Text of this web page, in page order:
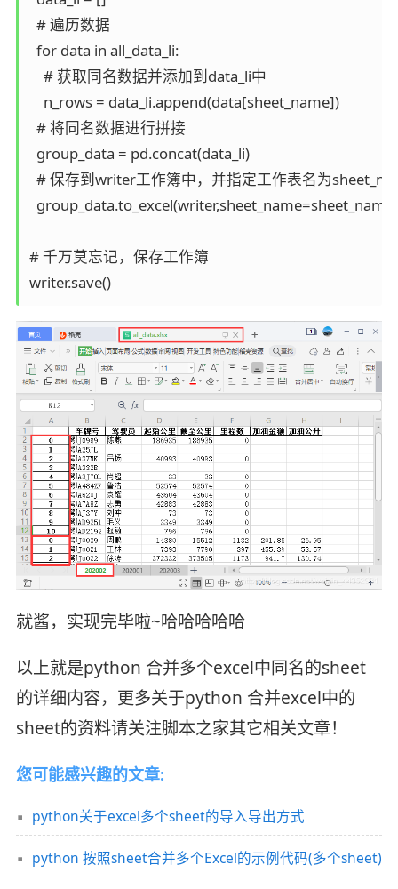
  # 遍历数据
  for data in all_data_li:
    # 获取同名数据并添加到data_li中
    n_rows = data_li.append(data[sheet_name])
  # 将同名数据进行拼接
  group_data = pd.concat(data_li)
# 保存到writer工作簿中，并指定工作表名为
  group_data.to_excel(writer,sheet_name=sheet_name)
# 千万莫忘记，保存工作簿
writer.save()
就酱，实现完毕啦~哈哈哈哈哈
以上就是python 合并多个excel中同名的sheet
的详细内容，更多关于python 合并excel中的
sheet的资料请关注脚本之家其它相关文章！
您可能感兴趣的文章:
python关于excel多个sheet的导入导出方式
python 按照sheet合并多个Excel的示例代码(多个sheet)